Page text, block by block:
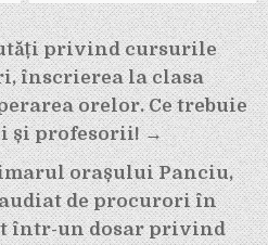
privind cursurile
înscrierea la clasa
orelor. Ce trebuie
și profesorii! →
orașului Panciu,
de procurori în
într-un dosar privind